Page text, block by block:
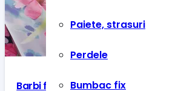
Paiete, strasuri
Perdele
Bumbac fix
Barbi floral pastel 1